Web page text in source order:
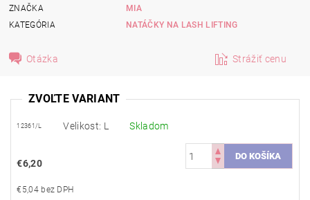
ZNAČKA
MIA
KATEGÓRIA
NATÁČKY NA LASH LIFTING
Otázka Strážiť cenu
ZVOĽTE VARIANT
12361/L Velikost: L Skladom
€6,20
€5,04 bez DPH